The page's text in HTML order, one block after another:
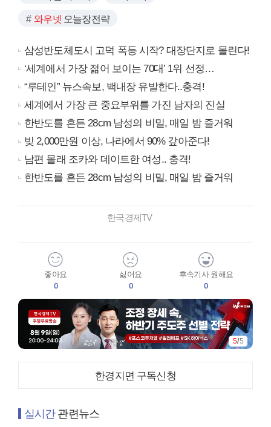
와우넷 오늘장전략
삼성반도체도시 고덕 폭등 시작? 대장단지로 몰린다!
‘세계에서 가장 젊어 보이는 70대’ 1위 선정…
“루테인” 뉴스속보, 백내장 유발한다..충격!
세계에서 가장 큰 중요부위를 가진 남자의 진실
한반도를 흔든 28cm 남성의 비밀, 매일 밤 즐거워
빚 2,000만원 이상, 나라에서 90% 갚아준다!
남편 몰래 조카와 데이트한 여성.. 충격!
한반도를 흔든 28cm 남성의 비밀, 매일 밤 즐거워
한국경제TV
좋아요
0
싫어요
0
후속기사 원해요
0
5/5
한경지면 구독신청
실시간관련뉴스